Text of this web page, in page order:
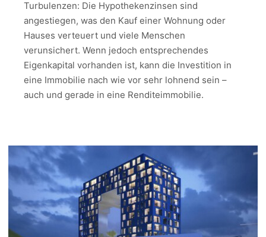
Turbulenzen: Die Hypothekenzinsen sind
angestiegen, was den Kauf einer Wohnung oder
Hauses verteuert und viele Menschen
verunsichert. Wenn jedoch entsprechendes
Eigenkapital vorhanden ist, kann die Investition in
eine Immobilie nach wie vor sehr lohnend sein –
auch und gerade in eine Renditeimmobilie.